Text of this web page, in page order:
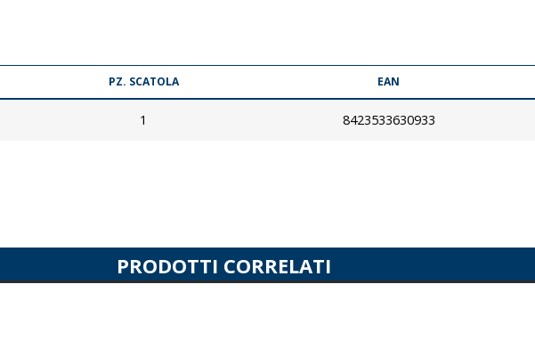
PZ. SCATOLA EAN
1 8423533630933
PRODOTTI CORRELATI